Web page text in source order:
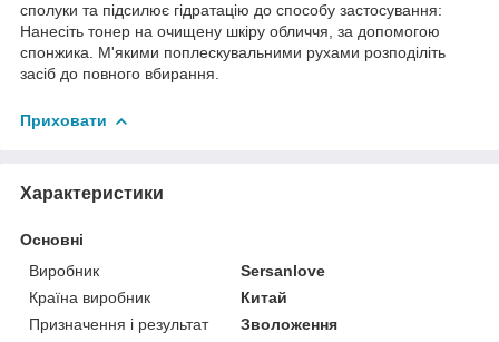
сполуки та підсилює гідратацію до способу застосування:
Нанесіть тонер на очищену шкіру обличчя, за допомогою
спонжика. М'якими поплескувальними рухами розподіліть
засіб до повного вбирання.
Приховати
Характеристики
Основні
Виробник
Sersanlove
Країна виробник
Китай
Призначення і результат
Зволоження